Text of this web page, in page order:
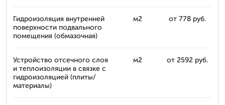
Гидроизоляция внутренней
поверхности подвального
помещения (обмазочная)
м2 от 778 руб.
Устройство отсечного слоя
и теплоизоляции в связке с
гидроизоляцией (плиты/
материалы)
м2 от 2592 руб.